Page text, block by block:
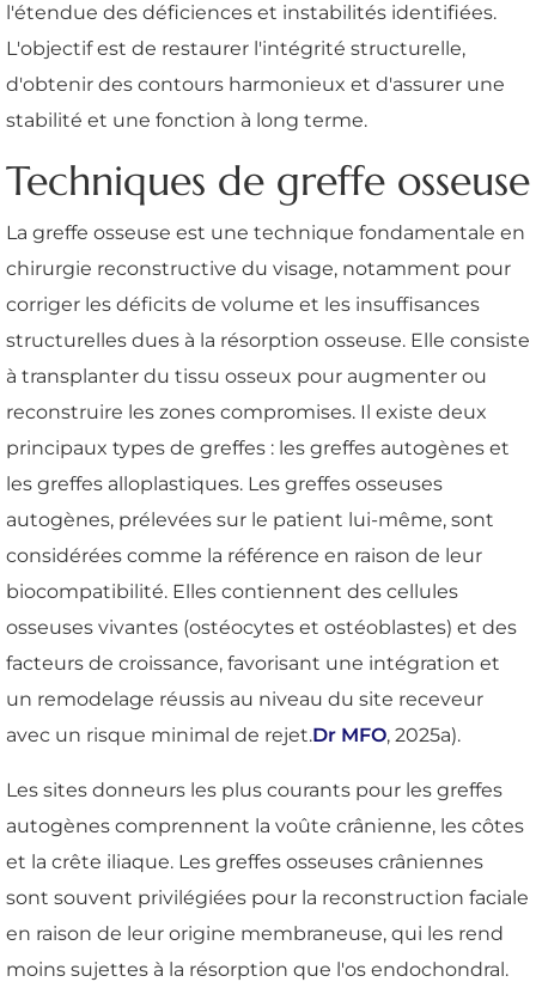
l'étendue des déficiences et instabilités identifiées.
L'objectif est de restaurer l'intégrité structurelle,
d'obtenir des contours harmonieux et d'assurer une
stabilité et une fonction à long terme.
Techniques de greffe osseuse
La greffe osseuse est une technique fondamentale en
chirurgie reconstructive du visage, notamment pour
corriger les déficits de volume et les insuffisances
structurelles dues à la résorption osseuse. Elle consiste
à transplanter du tissu osseux pour augmenter ou
reconstruire les zones compromises. Il existe deux
principaux types de greffes : les greffes autogènes et
les greffes alloplastiques. Les greffes osseuses
autogènes, prélevées sur le patient lui-même, sont
considérées comme la référence en raison de leur
biocompatibilité. Elles contiennent des cellules
osseuses vivantes (ostéocytes et ostéoblastes) et des
facteurs de croissance, favorisant une intégration et
un remodelage réussis au niveau du site receveur
avec un risque minimal de rejet.Dr MFO, 2025a).
Les sites donneurs les plus courants pour les greffes
autogènes comprennent la voûte crânienne, les côtes
et la crête iliaque. Les greffes osseuses crâniennes
sont souvent privilégiées pour la reconstruction faciale
en raison de leur origine membraneuse, qui les rend
moins sujettes à la résorption que l'os endochondral.